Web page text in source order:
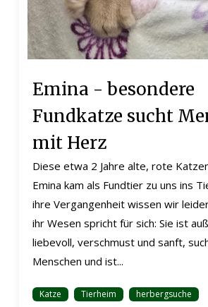
Emina - besondere
Fundkatze sucht
mit Herz
Diese etwa 2 Jahre alte, rote
Emina kam als Fundtier zu uns ins
ihre Vergangenheit wissen wir
ihr Wesen spricht für sich: Sie ist
liebevoll, verschmust und sanft,
Menschen und ist...
Katze Tierheim herbergsuche